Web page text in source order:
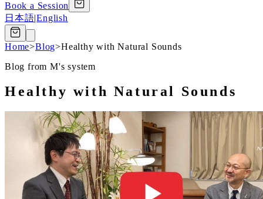
Book a Session
日本語|English
Home>Blog>Healthy with Natural Sounds
Blog from M's system
Healthy with Natural Sounds